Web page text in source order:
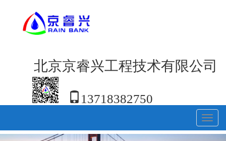
北京京睿兴工程技术有限公司
13718382750